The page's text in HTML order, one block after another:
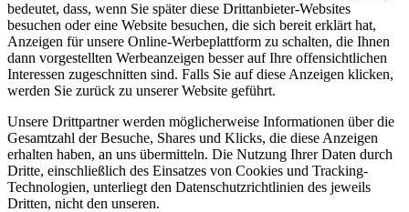
bedeutet, dass, wenn Sie später diese Drittanbieter-Websites
besuchen oder eine Website besuchen, die sich bereit erklärt hat,
Anzeigen für unsere Online-Werbeplattform zu schalten, die Ihnen
dann vorgestellten Werbeanzeigen besser auf Ihre offensichtlichen
Interessen zugeschnitten sind. Falls Sie auf diese Anzeigen klicken,
werden Sie zurück zu unserer Website geführt.
Unsere Drittpartner werden möglicherweise Informationen über die
Gesamtzahl der Besuche, Shares und Klicks, die diese Anzeigen
erhalten haben, an uns übermitteln. Die Nutzung Ihrer Daten durch
Dritte, einschließlich des Einsatzes von Cookies und Tracking-
Technologien, unterliegt den Datenschutzrichtlinien des jeweils
Dritten, nicht den unseren.